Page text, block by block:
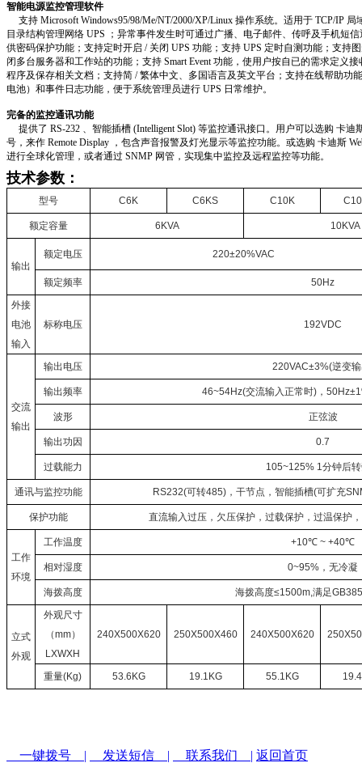
智能电源监控管理软件
支持 Microsoft Windows95/98/Me/NT/2000/XP/Linux 操作系统。适用于 TCP/IP 局
目录结构管理网络 UPS
；异常事件发生时可通过广播、电子邮件、传呼及手机短
供密码保护功能；支持定时开启 / 关闭 UPS 功能；支持 UPS 定时自测功能；支持
闭多台服务器和工作站的功能；支持 Smart Event 功能，使用户按自已的需求定义
程序及保存相关文档；支持简 / 繁体中文、多国语言及英文平台；支持在线帮助功
电池）和事件日志功能，便于系统管理员进行 UPS 日常维护。
完备的监控通讯功能
提供了 RS-232 、智能插槽 (Intelligent Slot) 等监控通讯接口。用户可以选购 卡迪
号，来作 Remote Display ，包含声音报警及灯光显示等监控功能。或选购 卡迪斯
进行全球化管理，或者通过 SNMP 网管，实现集中监控及远程监控等功能。
技术参数：
型号 C6K C6KS C10K
额定容量 6KVA 10KVA
输出
额定电压 220±20%VAC
额定频率
50Hz
外接
电池
输入
标称电压 192VDC
交流
输出
输出电压 220VAC±3%(逆变
输出频率 46~54Hz(交流输入正常时)，
波形 正弦波
输出功因 0.7
过载能力 105~125% 1分钟后
通讯与监控功能 RS232(可转485)，干节点，智能插槽(可扩充
保护功能 直流输入过压，欠压保护，过载保护，过温保护
工作
环境
工作温度 +10℃ ~ +40℃
相对湿度 0~95%，无冷凝
海拨高度 海拨高度≤1500m,满足
立式
外观
外观尺寸
（mm）
LXWXH
240X500X620 250X500X460 240X500X620
重量(Kg) 53.6KG 19.1KG 55.1KG
一键拨号 | 发送短信 | 联系我们 | 返回首页